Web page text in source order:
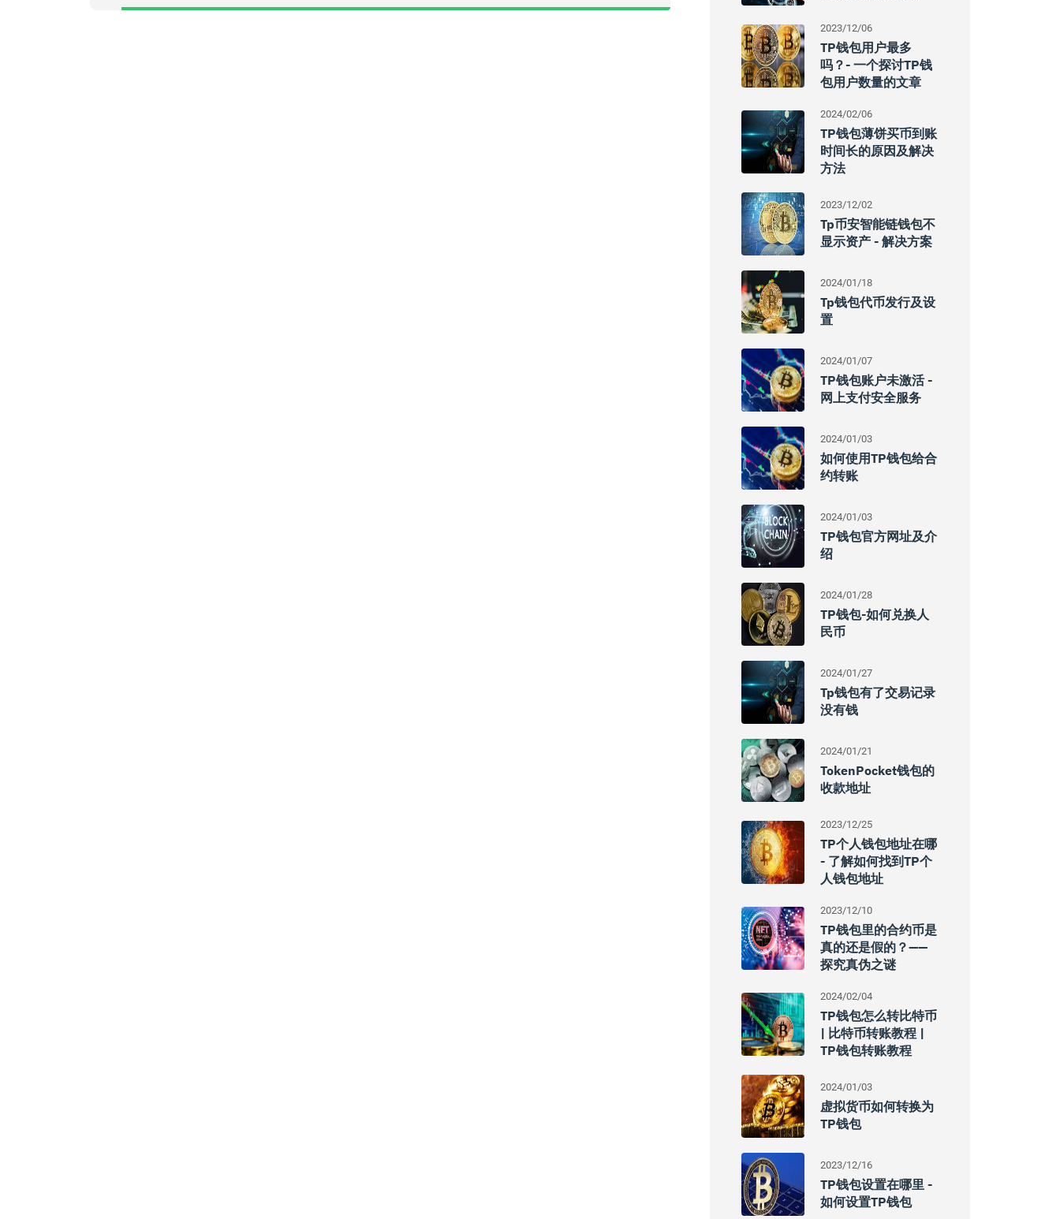
2023/12/06
TP钱包用户最多
吗？- 一个探讨TP钱
包用户数量的文章
2024/02/06
TP钱包薄饼买币到账
时间长的原因及解决
方法
2023/12/02
Tp币安智能链钱包不
显示资产 - 解决方案
2024/01/18
Tp钱包代币发行及设
置
2024/01/07
TP钱包账户未激活 -
网上支付安全服务
2024/01/03
如何使用TP钱包给合
约转账
2024/01/03
TP钱包官方网址及介
绍
2024/01/28
TP钱包-如何兑换人
民币
2024/01/27
Tp钱包有了交易记录
没有钱
2024/01/21
TokenPocket钱包的
收款地址
2023/12/25
TP个人钱包地址在哪
- 了解如何找到TP个
人钱包地址
2023/12/10
TP钱包里的合约币是
真的还是假的？——
探究真伪之谜
2024/02/04
TP钱包怎么转比特币
| 比特币转账教程 |
TP钱包转账教程
2024/01/03
虚拟货币如何转换为
TP钱包
2023/12/16
TP钱包设置在哪里 -
如何设置TP钱包